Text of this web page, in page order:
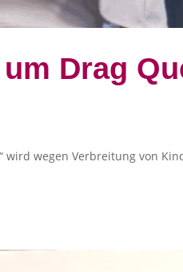
Drag
wird wegen Verbreitung von